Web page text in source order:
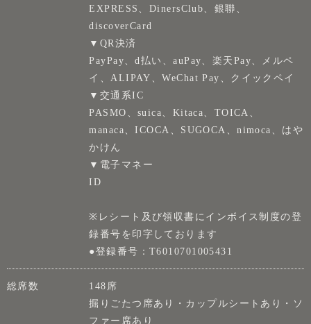
EXPRESS、DinersClub、銀聯、
discoverCard
▼QR決済
PayPay、d払い、auPay、楽天Pay、メルペ
イ、ALIPAY、WeChat Pay、クイックペイ
▼交通系IC
PASMO、suica、Kitaca、TOICA、
manaca、ICOCA、SUGOCA、nimoca、はや
かけん
▼電子マネー
ID
※レシート及び領収書にインボイス制度の登
録番号を印字しております
●登録番号：T6010701005431
総席数
148席
掘りごたつ席あり・カップルシートあり・ソ
ファー席あり